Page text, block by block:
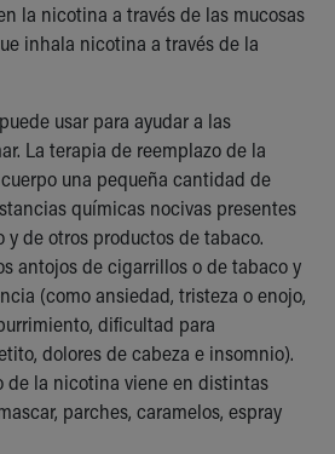
Location
Pediatrics
la nicotina a través de las mucosas
inhala nicotina a través de la
usar para ayudar a las
La terapia de reemplazo de la
una pequeña cantidad de
químicas nocivas presentes
de otros productos de tabaco.
antojos de cigarrillos o de tabaco y
(como ansiedad, tristeza o enojo,
dificultad para
dolores de cabeza e insomnio).
de la nicotina viene en distintas
parches, caramelos, espray